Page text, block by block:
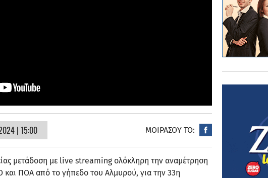
| 15:00 ΜΟΙΡΑΣΟΥ ΤΟ:
μετάδοση με live streaming ολόκληρη την αναμέτρηση
ΠΟΑ από το γήπεδο του Αλμυρού, για την 33η